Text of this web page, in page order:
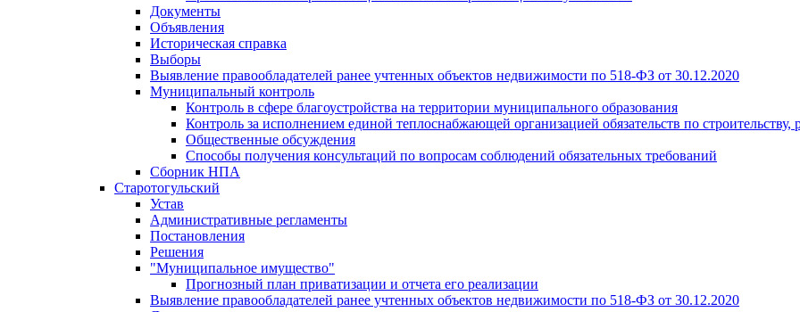
Документы
Объявления
Историческая справка
Выборы
Выявление правообладателей ранее учтенных объектов недвижимости по 518-ФЗ от 30.12.2020
Муниципальный контроль
Контроль в сфере благоустройства на территории муниципального образования
Контроль за исполнением единой теплоснабжающей организацией обязательств по
Общественные обсуждения
Способы получения консультаций по вопросам соблюдений обязательных требований
Сборник НПА
Старотогульский
Устав
Административные регламенты
Постановления
Решения
"Муниципальное имущество"
Прогнозный план приватизации и отчета его реализации
Выявление правообладателей ранее учтенных объектов недвижимости по 518-ФЗ от 30.12.2020